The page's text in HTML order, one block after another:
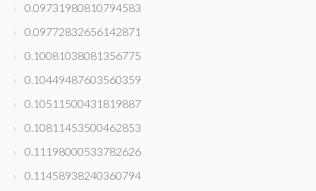
0.09731980810794583
0.09772832656142871
0.10081038081356775
0.10449487603560359
0.10511500431819887
0.10811453500462853
0.11198000533782626
0.11458938240360794